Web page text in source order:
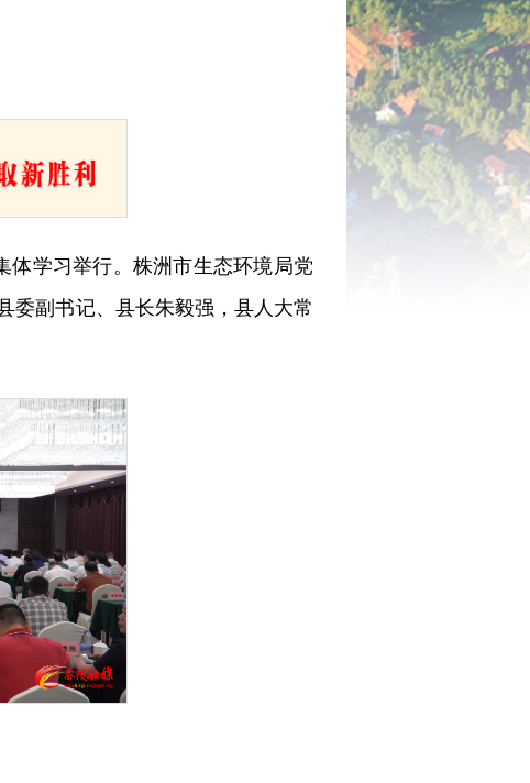
体学习举行。株洲市生态环境局党
委副书记、县长朱毅强，县人大常